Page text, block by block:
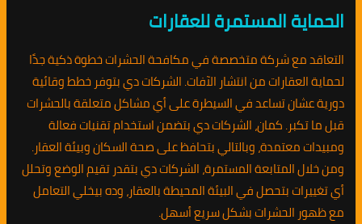
الحماية المستمرة للعقارات
التعاقد مع شركة متخصصة في مكافحة الحشرات خطوة ذكية جدًا
لحماية العقارات من انتشار الآفات. الشركات دي بتوفر خطط وقائية
دورية عشان تساعد في السيطرة على أي مشاكل متعلقة بالحشرات
قبل ما تكبر. كمان، الشركات دي بتضمن استخدام تقنيات فعالة
ومبيدات معتمدة، وبالتالي بتحافظ على صحة السكان وبيئة العقار.
ومن خلال المتابعة المستمرة، الشركات دي بتقدر تقيم الوضع وتحلل
أي تغييرات بتحصل في البيئة المحيطة بالعقار، وده بيخلي التعامل
مع ظهور الحشرات بشكل سريع أسهل.